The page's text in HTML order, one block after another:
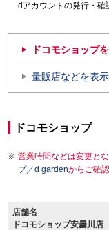
dアカウントの発行・確
ドコモショップ
量販店などを表示
ドコモショップ
営業時間などは変更と
プ／d gardenからご確
店舗名
ドコモショップ安曇川店